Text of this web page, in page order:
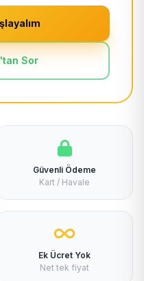
Sor
Güvenli Ödeme
Kart / Havale
Ek Ücret Yok
Net tek fiyat